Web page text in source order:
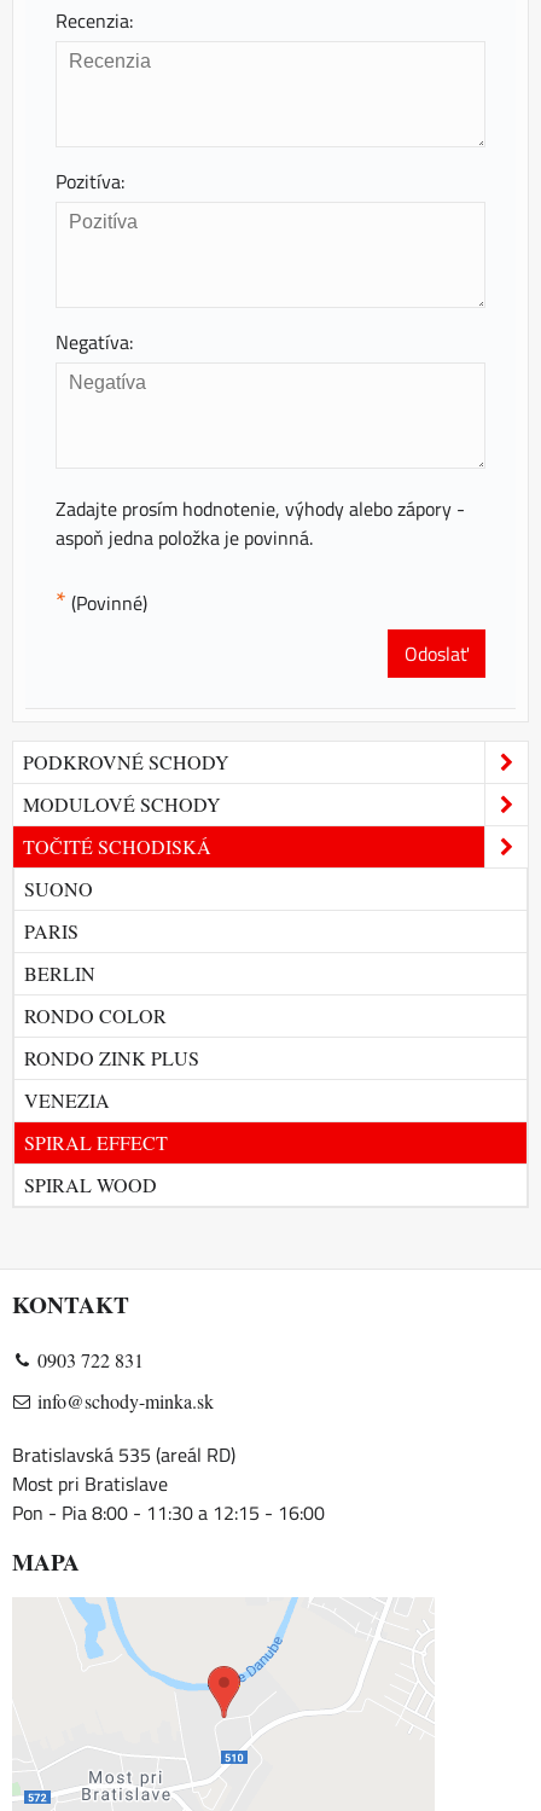
Recenzia:
Pozitíva:
Negatíva:
Zadajte prosím hodnotenie, výhody alebo zápory -
aspoň jedna položka je povinná.
* (Povinné)
Odoslať
PODKROVNÉ SCHODY
MODULOVÉ SCHODY
TOČITÉ SCHODISKÁ
SUONO
PARIS
BERLIN
RONDO COLOR
RONDO ZINK PLUS
VENEZIA
SPIRAL EFFECT
SPIRAL WOOD
KONTAKT
0903 722 831
info@schody-minka.sk
Bratislavská 535 (areál RD)
Most pri Bratislave
Pon - Pia 8:00 - 11:30 a 12:15 - 16:00
MAPA